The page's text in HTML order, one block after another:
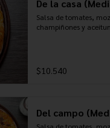
De la casa
Salsa de tomates,
champiñones y
$10.540
Del campo